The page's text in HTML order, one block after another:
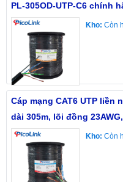
PL-305OD-UTP-C6 chính
Kho: Còn
Cáp mạng CAT6 UTP liền
dài 305m, lõi đồng
Kho: Còn